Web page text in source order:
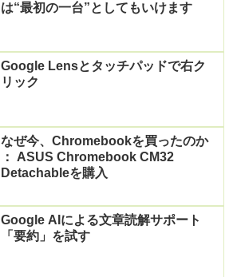
は“最初の一台”としてもいけます
Google Lensとタッチパッドで右ク
リック
なぜ今、Chromebookを買ったのか
： ASUS Chromebook CM32
Detachableを購入
Google AIによる文章読解サポート
「要約」を試す